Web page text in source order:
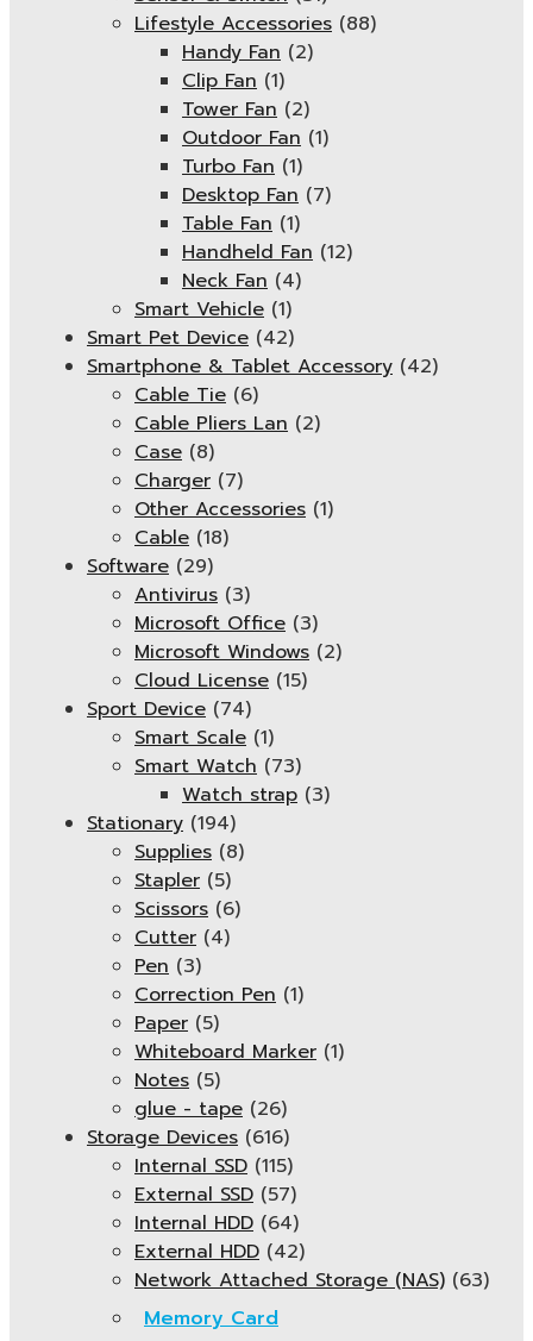
Lifestyle Accessories (88)
Handy Fan (2)
Clip Fan (1)
Tower Fan (2)
Outdoor Fan (1)
Turbo Fan (1)
Desktop Fan (7)
Table Fan (1)
Handheld Fan (12)
Neck Fan (4)
Smart Vehicle (1)
Smart Pet Device (42)
Smartphone & Tablet Accessory (42)
Cable Tie (6)
Cable Pliers Lan (2)
Case (8)
Charger (7)
Other Accessories (1)
Cable (18)
Software (29)
Antivirus (3)
Microsoft Office (3)
Microsoft Windows (2)
Cloud License (15)
Sport Device (74)
Smart Scale (1)
Smart Watch (73)
Watch strap (3)
Stationary (194)
Supplies (8)
Stapler (5)
Scissors (6)
Cutter (4)
Pen (3)
Correction Pen (1)
Paper (5)
Whiteboard Marker (1)
Notes (5)
glue - tape (26)
Storage Devices (616)
Internal SSD (115)
External SSD (57)
Internal HDD (64)
External HDD (42)
Network Attached Storage (NAS) (63)
Memory Card